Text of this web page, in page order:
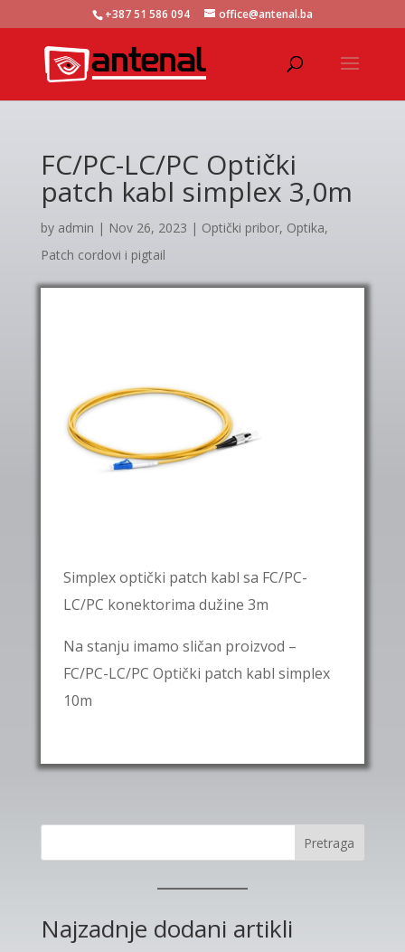
+387 51 586 094 office@antenal.ba
FC/PC-LC/PC Optički
patch kabl simplex 3,0m
by admin | Nov 26, 2023 | Optički pribor, Optika,
Patch cordovi i pigtail
Simplex optički patch kabl sa FC/PC-
LC/PC konektorima dužine 3m
Na stanju imamo sličan proizvod –
FC/PC-LC/PC Optički patch kabl simplex
10m
Pretraga
Najzadnje dodani artikli